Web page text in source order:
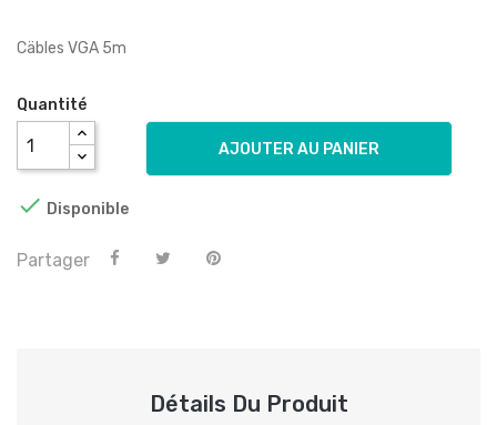
Cäbles VGA 5m
Quantité
AJOUTER AU PANIER
 Disponible
Partager
Détails Du Produit